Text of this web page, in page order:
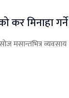
कर मिनाहा गर्ने
मसान्तभित्र व्यवसाय